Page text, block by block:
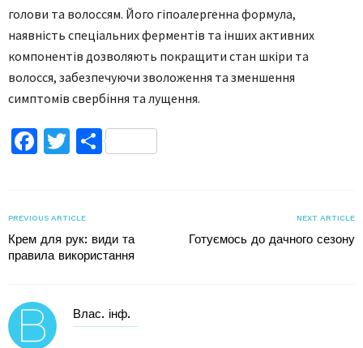
голови та волоссям. Його гіпоалергенна формула,
наявність спеціальних ферментів та інших активних
компонентів дозволяють покращити стан шкіри та
волосся, забезпечуючи зволоження та зменшення
симптомів свербіння та лущення.
Facebook
TwitterПоділитися
PREVIOUS ARTICLE
Крем для рук: види та
правила використання
NEXT ARTICLE
Готуємось до дачного сезону
Влас. інф.